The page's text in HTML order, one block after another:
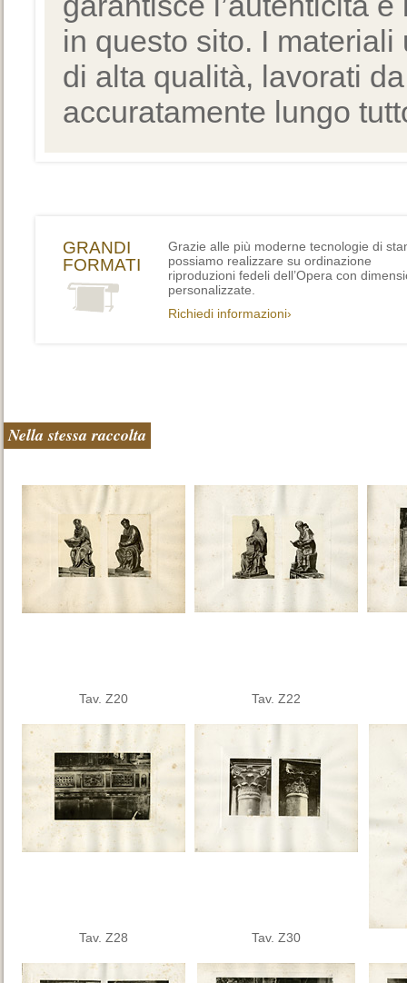
in questo sito. I
di alta qualità, lavorati
accuratamente lungo
GRANDI
FORMATI
Grazie alle più moderne tecnologie di
possiamo realizzare su ordinazione
riproduzioni fedeli dell’Opera con
personalizzate.
Richiedi informazioni›
Nella stessa raccolta
Tav. Z20 Tav. Z22
Tav. Z28 Tav. Z30